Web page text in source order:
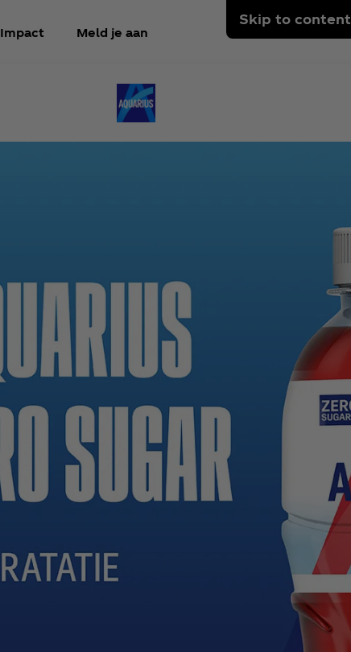
Skip to content
Impact Meld je aan